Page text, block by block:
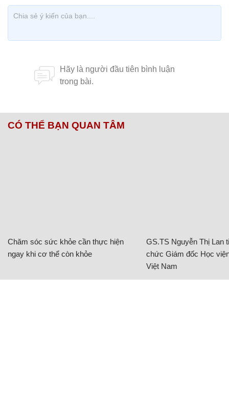
CÓ THỂ BẠN QUAN TÂM
Chăm sóc sức khỏe cần thực hiện
ngay khi cơ thể còn khỏe
GS.TS Nguyễn Thị Lan
chức Giám đốc Học
Việt Nam